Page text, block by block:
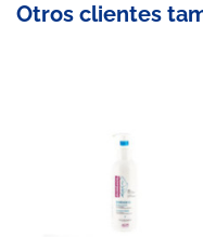
Otros clientes